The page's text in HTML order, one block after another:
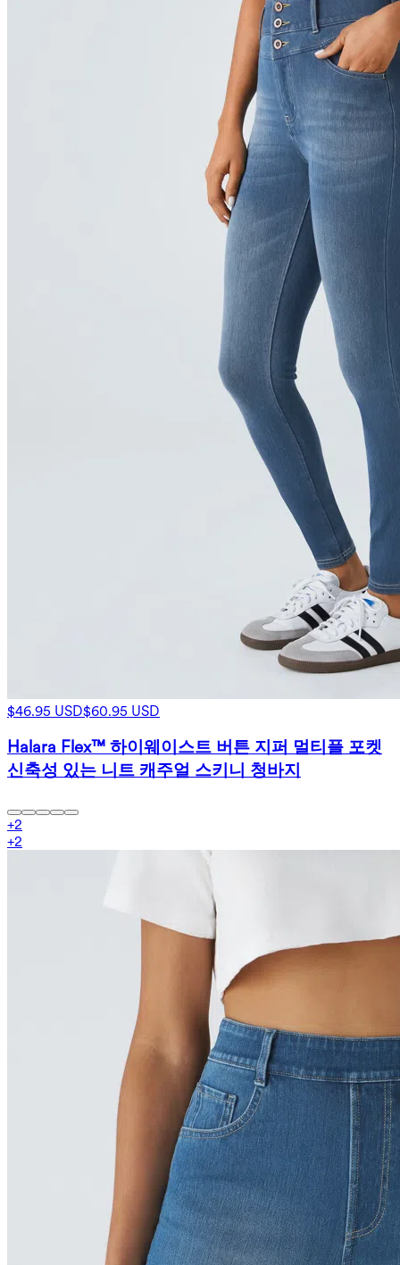
$46.95 USD$60.95 USD
Halara Flex™ 하이웨이스트 버튼 지퍼 멀티플 포켓
신축성 있는 니트 캐주얼 스키니 청바지
+2
+2